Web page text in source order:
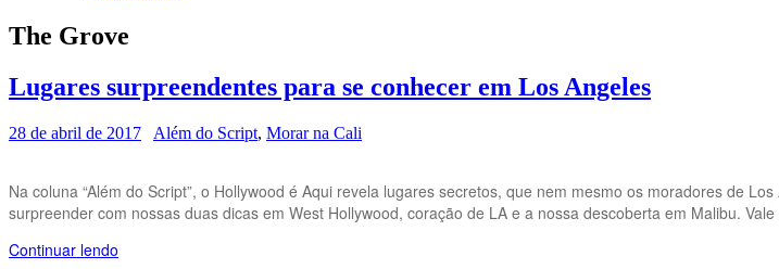
The Grove
Lugares surpreendentes para se conhecer em Los Angeles
28 de abril de 2017 Além do Script, Morar na Cali
Na coluna “Além do Script”, o Hollywood é Aqui revela lugares secretos, que nem mesmo os moradores de
surpreender com nossas duas dicas em West Hollywood, coração de LA e a nossa descoberta em Malibu.
Continuar lendo